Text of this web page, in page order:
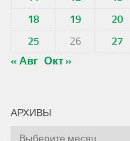
18
19 20
25
26 27
« Авг Окт »
АРХИВЫ
Архивы